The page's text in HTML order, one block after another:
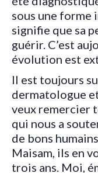
sous une forme
signifie que sa
guérir. C’est
évolution est
Il est toujours
dermatologue
veux remercier
qui nous a
de bons
Maisam, ils en
trois ans. Moi,